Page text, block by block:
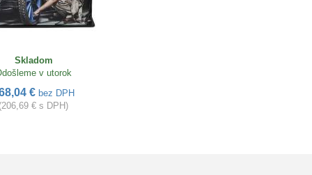
Skladom
v utorok
€bez DPH
€ s DPH)